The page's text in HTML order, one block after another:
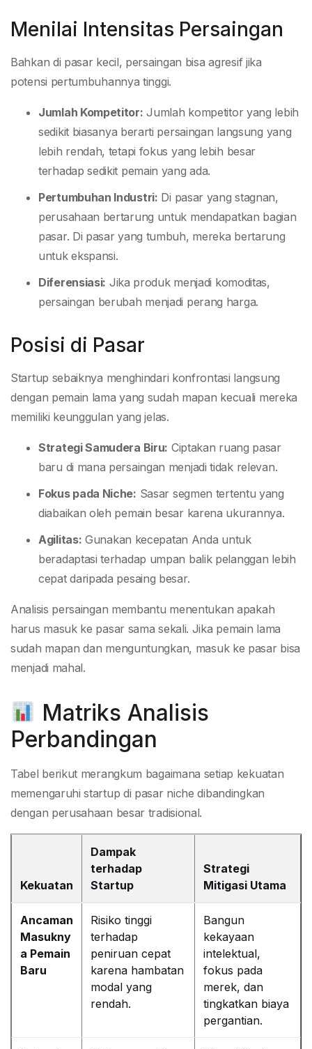
Menilai Intensitas Persaingan
Bahkan di pasar kecil, persaingan bisa agresif jika
potensi pertumbuhannya tinggi.
Jumlah Kompetitor: Jumlah kompetitor yang lebih
sedikit biasanya berarti persaingan langsung yang
lebih rendah, tetapi fokus yang lebih besar
terhadap sedikit pemain yang ada.
Pertumbuhan Industri: Di pasar yang stagnan,
perusahaan bertarung untuk mendapatkan bagian
pasar. Di pasar yang tumbuh, mereka bertarung
untuk ekspansi.
Diferensiasi: Jika produk menjadi komoditas,
persaingan berubah menjadi perang harga.
Posisi di Pasar
Startup sebaiknya menghindari konfrontasi langsung
dengan pemain lama yang sudah mapan kecuali mereka
memiliki keunggulan yang jelas.
Strategi Samudera Biru: Ciptakan ruang pasar
baru di mana persaingan menjadi tidak relevan.
Fokus pada Niche: Sasar segmen tertentu yang
diabaikan oleh pemain besar karena ukurannya.
Agilitas: Gunakan kecepatan Anda untuk
beradaptasi terhadap umpan balik pelanggan lebih
cepat daripada pesaing besar.
Analisis persaingan membantu menentukan apakah
harus masuk ke pasar sama sekali. Jika pemain lama
sudah mapan dan menguntungkan, masuk ke pasar bisa
menjadi mahal.
Matriks Analisis
Perbandingan
Tabel berikut merangkum bagaimana setiap kekuatan
memengaruhi startup di pasar niche dibandingkan
dengan perusahaan besar tradisional.
Kekuatan
Dampak
terhadap
Startup
Strategi
Mitigasi Utama
Ancaman
Masukny
a Pemain
Baru
Risiko tinggi
terhadap
peniruan cepat
karena hambatan
modal yang
rendah.
Bangun
kekayaan
intelektual,
fokus pada
merek, dan
tingkatkan biaya
pergantian.